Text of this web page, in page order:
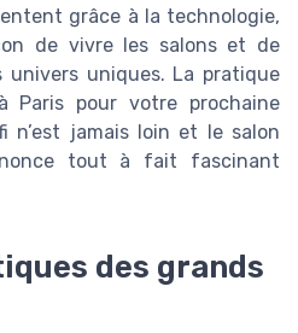
grâce à la technologie,
de vivre les salons et de
univers uniques. La pratique
Paris pour votre prochaine
n’est jamais loin et le salon
tout à fait fascinant
des grands